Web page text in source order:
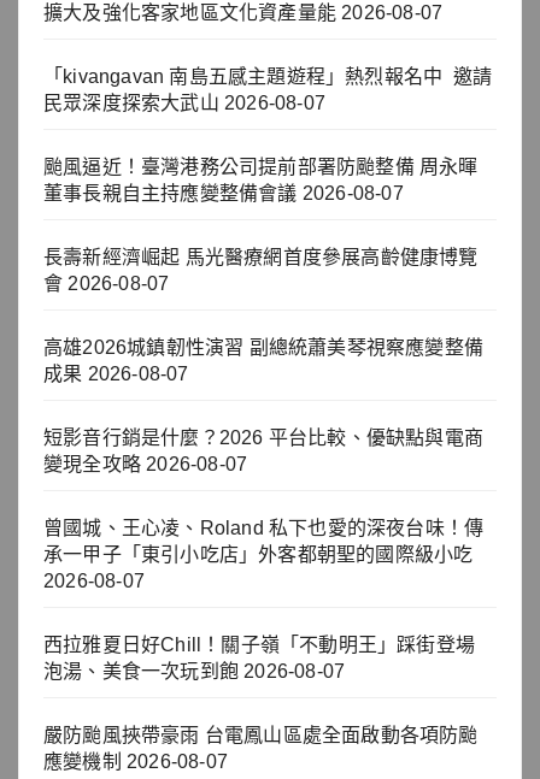
擴大及強化客家地區文化資產量能 2026-08-07
「kivangavan 南島五感主題遊程」熱烈報名中 邀請
民眾深度探索大武山 2026-08-07
颱風逼近！臺灣港務公司提前部署防颱整備 周永暉
董事長親自主持應變整備會議 2026-08-07
長壽新經濟崛起 馬光醫療網首度參展高齡健康博覽
會 2026-08-07
高雄2026城鎮韌性演習 副總統蕭美琴視察應變整備
成果 2026-08-07
短影音行銷是什麼？2026 平台比較、優缺點與電商
變現全攻略 2026-08-07
曾國城、王心凌、Roland 私下也愛的深夜台味！傳
承一甲子「東引小吃店」外客都朝聖的國際級小吃
2026-08-07
西拉雅夏日好Chill！關子嶺「不動明王」踩街登場
泡湯、美食一次玩到飽 2026-08-07
嚴防颱風挾帶豪雨 台電鳳山區處全面啟動各項防颱
應變機制 2026-08-07